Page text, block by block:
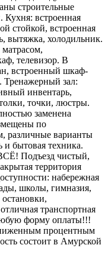
строительные
Кухня: встроенная
стойкой, встроенная
вытяжка, холодильник.
телевизор. В
встроенный шкаф-
Тренажерный зал:
инвентарь,
точки, люстры.
заменена
по
различные варианты
и бытовая техника.
Подъезд чистый,
территория
набережная
школы, гимназия,
транспортная
форму оплаты!!!
процентным
состоит в Амурской